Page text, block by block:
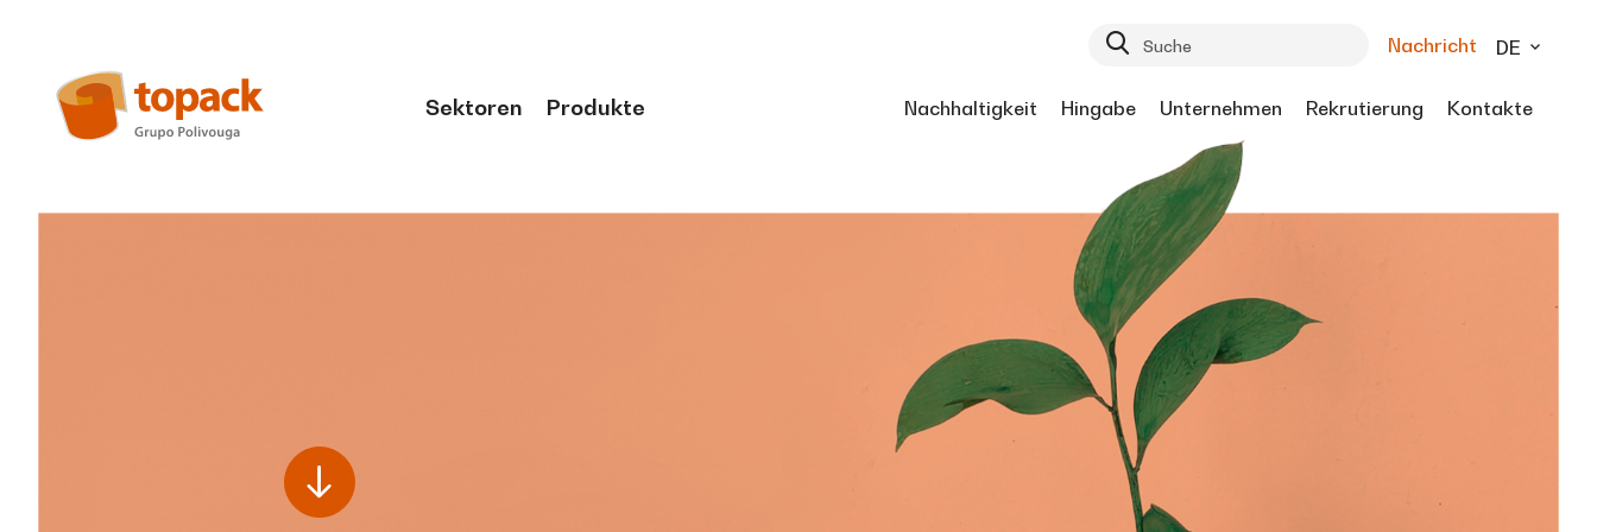
Nachricht DE
Sektoren Produkte Nachhaltigkeit Hingabe Unternehmen Rekrutierung Kontakte